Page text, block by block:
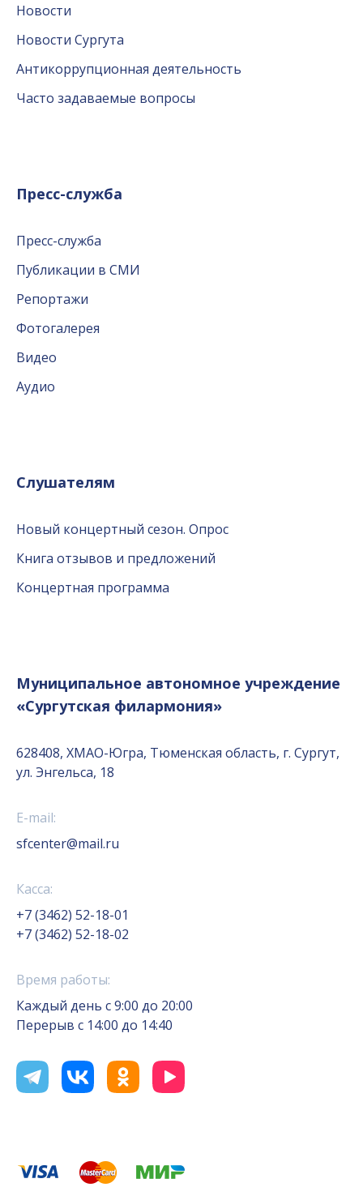
Новости
Новости Сургута
Антикоррупционная деятельность
Часто задаваемые вопросы
Пресс-служба
Пресс-служба
Публикации в СМИ
Репортажи
Фотогалерея
Видео
Аудио
Слушателям
Новый концертный сезон. Опрос
Книга отзывов и предложений
Концертная программа
Муниципальное автономное учреждение
«Сургутская филармония»
628408, ХМАО-Югра, Тюменская область, г. Сургут,
ул. Энгельса, 18
E-mail:
sfcenter@mail.ru
Касса:
+7 (3462) 52-18-01
+7 (3462) 52-18-02
Время работы:
Каждый день с 9:00 до 20:00
Перерыв с 14:00 до 14:40